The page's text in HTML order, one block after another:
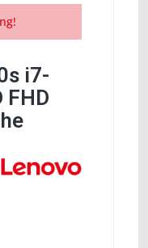
i7-
FHD